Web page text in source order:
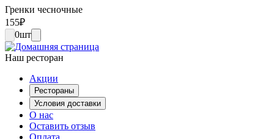
Гренки чесночные
155₽
0шт
Наш ресторан
Акции
Рестораны
Условия доставки
О нас
Оставить отзыв
Оплата